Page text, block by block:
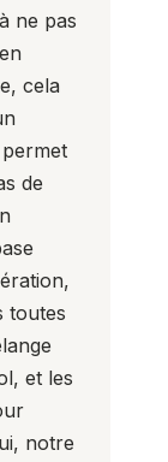
ne pas
cela
de
toutes
et les
notre